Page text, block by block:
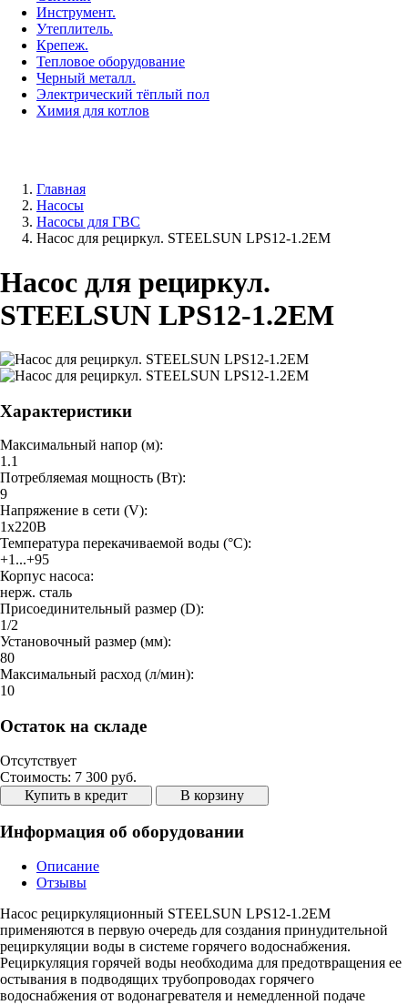
Инструмент.
Утеплитель.
Крепеж.
Тепловое оборудование
Черный металл.
Электрический тёплый пол
Химия для котлов
Главная
Насосы
Насосы для ГВС
Насос для рециркул. STEELSUN LPS12-1.2EM
Насос для рециркул.
STEELSUN LPS12-1.2EM
Характеристики
Максимальный напор (м):
1.1
Потребляемая мощность (Вт):
9
Напряжение в сети (V):
1х220В
Температура перекачиваемой воды (°С):
+1...+95
Корпус насоса:
нерж. сталь
Присоединительный размер (D):
1/2
Установочный размер (мм):
80
Максимальный расход (л/мин):
10
Остаток на складе
Отсутствует
Стоимость: 7 300 руб.
Купить в кредит
В корзину
Информация об оборудовании
Описание
Отзывы
Насос рециркуляционный STEELSUN LPS12-1.2EM
применяются в первую очередь для создания принудительной
рециркуляции воды в системе горячего водоснабжения.
Рециркуляция горячей воды необходима для предотвращения ее
остывания в подводящих трубопроводах горячего
водоснабжения от водонагревателя и немедленной подаче